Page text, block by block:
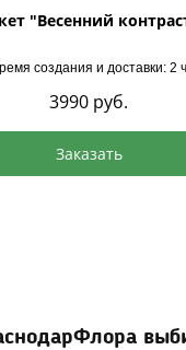
"Весенний
создания и доставки: 2 ч
3990 руб.
Заказать